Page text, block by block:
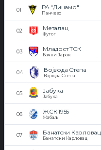
РА "Динамо"
Панчево
Металац
Футог
Младост ТСК
Бачки Јарак
Војвода Степа
Војвода Степа
Јабука
Јабука
ЖСК 1955
Жабаљ
Банатски Карловац
Банатски Карловац